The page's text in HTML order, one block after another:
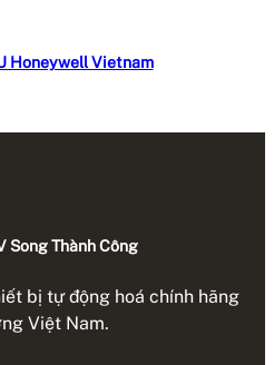
tiếp
Honeywell Vietnam
Song Thành Công
bị tự động hoá chính hãng
Việt Nam.